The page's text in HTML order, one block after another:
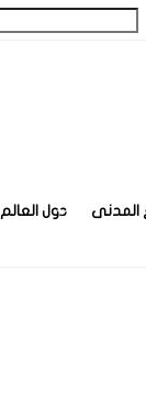
المدنى دول العالم